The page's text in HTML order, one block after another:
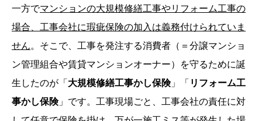
一方でマンションの大規模修繕工事やリフォーム工事の
場合、工事会社に瑕疵保険の加入は義務付けられていま
せん。そこで、工事を発注する消費者（＝分譲マンショ
ン管理組合や賃貸マンションオーナー）を守るために誕
生したのが「 大規模修繕工事かし保険」「 リフォーム工
事かし保険」です。工事現場ごと、工事会社の責任に対